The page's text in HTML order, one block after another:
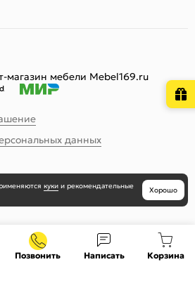
мебели Mebel169.ru
данных
Позвонить Написать Корзина
куки и рекомендательные
Хорошо